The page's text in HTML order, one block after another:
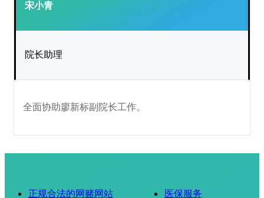
宋小青
院长助理
全面协助廖新标副院长工作。
正规合法的网赌网站 医保服务